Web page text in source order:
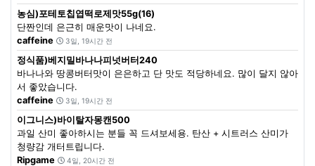
농심)포테토칩엽떡로제맛55g(16)
단짠인데 은근히 매운맛이 나네요.
caffeine
3일, 19시간 전
정식품)베지밀바나나피넛버터240
바나나와 땅콩버터맛이 은은하고 단 맛도 적당하네요. 많이 달지 않아
서 좋았습니다.
caffeine
3일, 19시간 전
이그니스)바이탈자몽캔500
과일 산미 좋아하시는 분들 꼭 드셔보세용. 탄산 + 시트러스 산미가
청량감 개터트립니다.
Ripgame
4일, 20시간 전